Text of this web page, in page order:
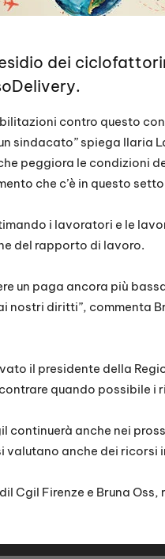
dei
contro questo
sindacato” spiega Ilaria
peggiora le condizioni
che c’è in questo
i lavoratori e le
del rapporto di lavoro.
un paga ancora più
nostri diritti”, commenta
il presidente della
quando possibile i
continuerà anche nei
anche dei ricorsi
Cgil Firenze e Bruna